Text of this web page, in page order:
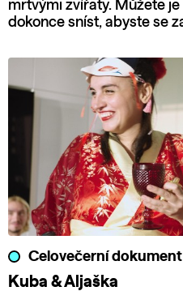
mrtvými zvířaty. Můžete
dokonce sníst, abyste se
Celovečerní dokument
Kuba & Aljaška